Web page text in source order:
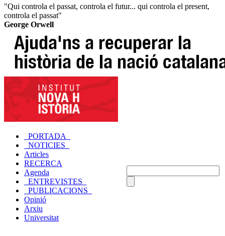
"Qui controla el passat, controla el futur... qui controla el present,
controla el passat"
George Orwell
_PORTADA_
_NOTICIES_
Articles
RECERCA
Agenda
_ENTREVISTES_
_PUBLICACIONS_
Opinió
Arxiu
Universitat